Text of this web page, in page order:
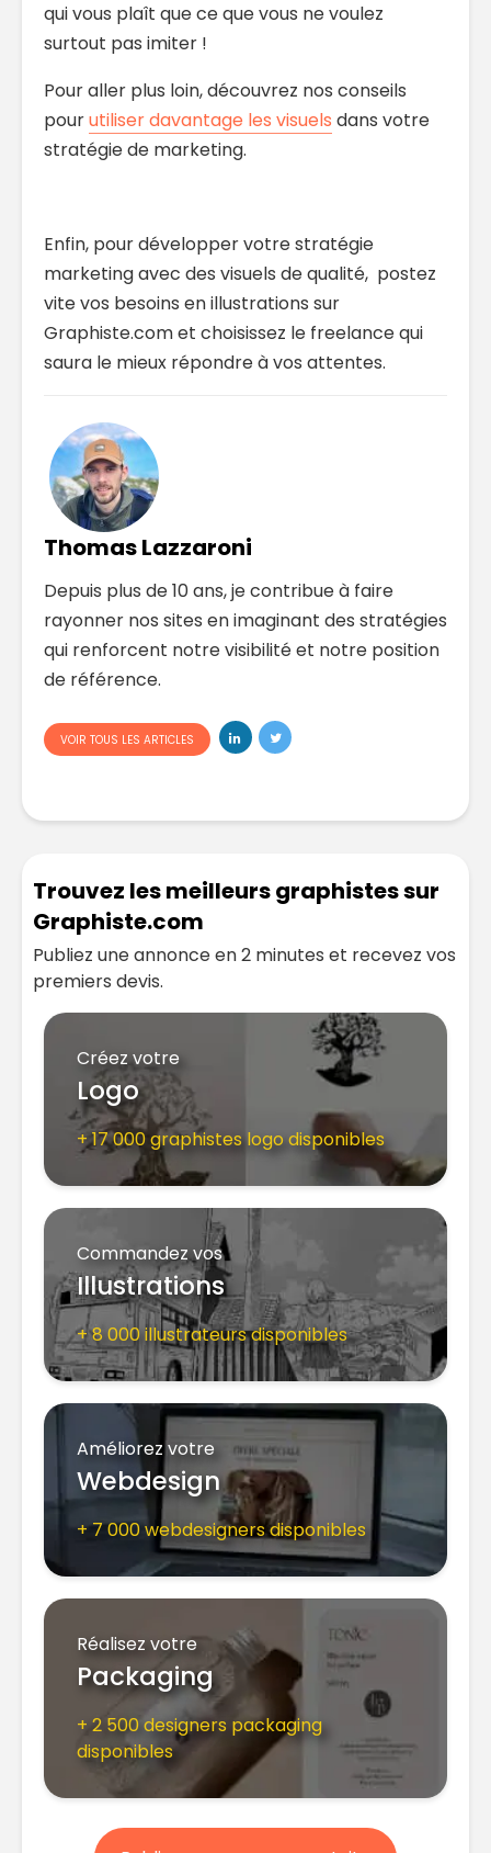
qui vous plaît que ce que vous ne voulez
surtout pas imiter !
Pour aller plus loin, découvrez nos conseils
pourutiliser davantage les visuels dans votre
stratégie de marketing.
Enfin, pour développer votre stratégie
marketing avec des visuels de qualité, postez
vite vos besoins en illustrations sur
Graphiste.com et choisissez le freelance qui
saura le mieux répondre à vos attentes.
Thomas Lazzaroni
Depuis plus de 10 ans, je contribue à faire
rayonner nos sites en imaginant des stratégies
qui renforcent notre visibilité et notre position
de référence.
VOIR TOUS LES ARTICLES
Trouvez les meilleurs graphistes sur
Graphiste.com
Publiez une annonce en 2 minutes et recevez vos
premiers devis.
Créez votre
Logo
+ 17 000 graphistes logo disponibles
Commandez vos
Illustrations
+ 8 000 illustrateurs disponibles
Améliorez votre
Webdesign
+ 7 000 webdesigners disponibles
Réalisez votre
Packaging
+ 2 500 designers packaging
disponibles